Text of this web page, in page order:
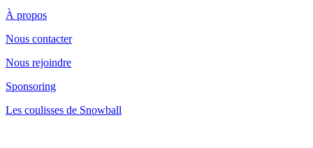
À propos
Nous contacter
Nous rejoindre
Sponsoring
Les coulisses de Snowball